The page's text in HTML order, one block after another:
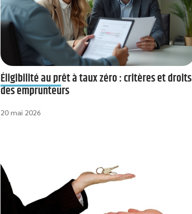
Éligibilité au prêt à taux zéro : critères et droits
des emprunteurs
20 mai 2026